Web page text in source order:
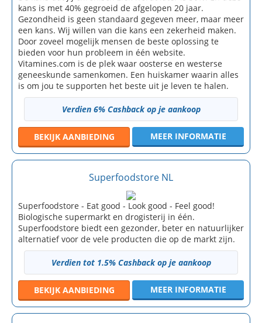
kans is met 40% gegroeid de afgelopen 20 jaar.
Gezondheid is geen standaard gegeven meer, maar meer
een kans. Wij willen van die kans een zekerheid maken.
Door zoveel mogelijk mensen de beste oplossing te
bieden voor hun probleem in één website.
Vitamines.com is de plek waar oosterse en westerse
geneeskunde samenkomen. Een huiskamer waarin alles
is om jou te supporten het beste uit je leven te halen.
Verdien 6% Cashback op je aankoop
BEKIJK AANBIEDING MEER INFORMATIE
Superfoodstore NL
Superfoodstore - Eat good - Look good - Feel good!
Biologische supermarkt en drogisterij in één.
Superfoodstore biedt een gezonder, beter en natuurlijker
alternatief voor de vele producten die op de markt zijn.
Verdien tot 1.5% Cashback op je aankoop
BEKIJK AANBIEDING MEER INFORMATIE